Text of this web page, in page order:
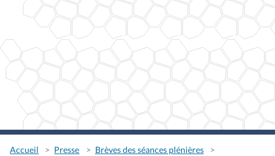
Accueil Presse
Brèves des séances plénières